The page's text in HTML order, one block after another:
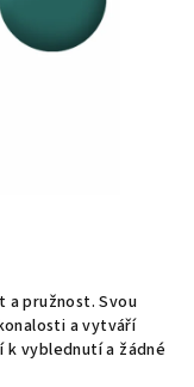
a pružnost. Svou
a vytváří
vyblednutí a žádné